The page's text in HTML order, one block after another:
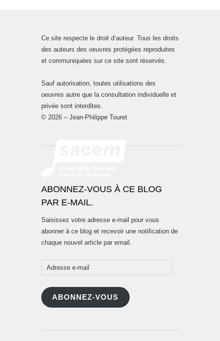
Ce site respecte le droit d‘auteur. Tous les droits
des auteurs des oeuvres protégées reproduites
et communiquées sur ce site sont réservés.
Sauf autorisation, toutes utilisations des
oeuvres autre que la consultation individuelle et
privée sont interdites.
© 2026 – Jean-Philippe Touret
ABONNEZ-VOUS À CE BLOG
PAR E-MAIL.
Saisissez votre adresse e-mail pour vous
abonner à ce blog et recevoir une notification de
chaque nouvel article par email.
Adresse
e-
mail
ABONNEZ-VOUS